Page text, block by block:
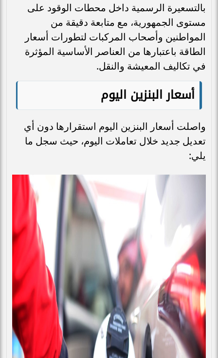
بالتسعيرة الرسمية داخل محطات الوقود على
مستوى الجمهورية، مع متابعة دقيقة من
المواطنين وأصحاب المركبات لتطورات أسعار
الطاقة باعتبارها من العناصر الأساسية المؤثرة
في تكاليف المعيشة والنقل.
أسعار البنزين اليوم
واصلت أسعار البنزين اليوم استقرارها دون أي
تعديل جديد خلال تعاملات اليوم، حيث سجل ما
يلي: